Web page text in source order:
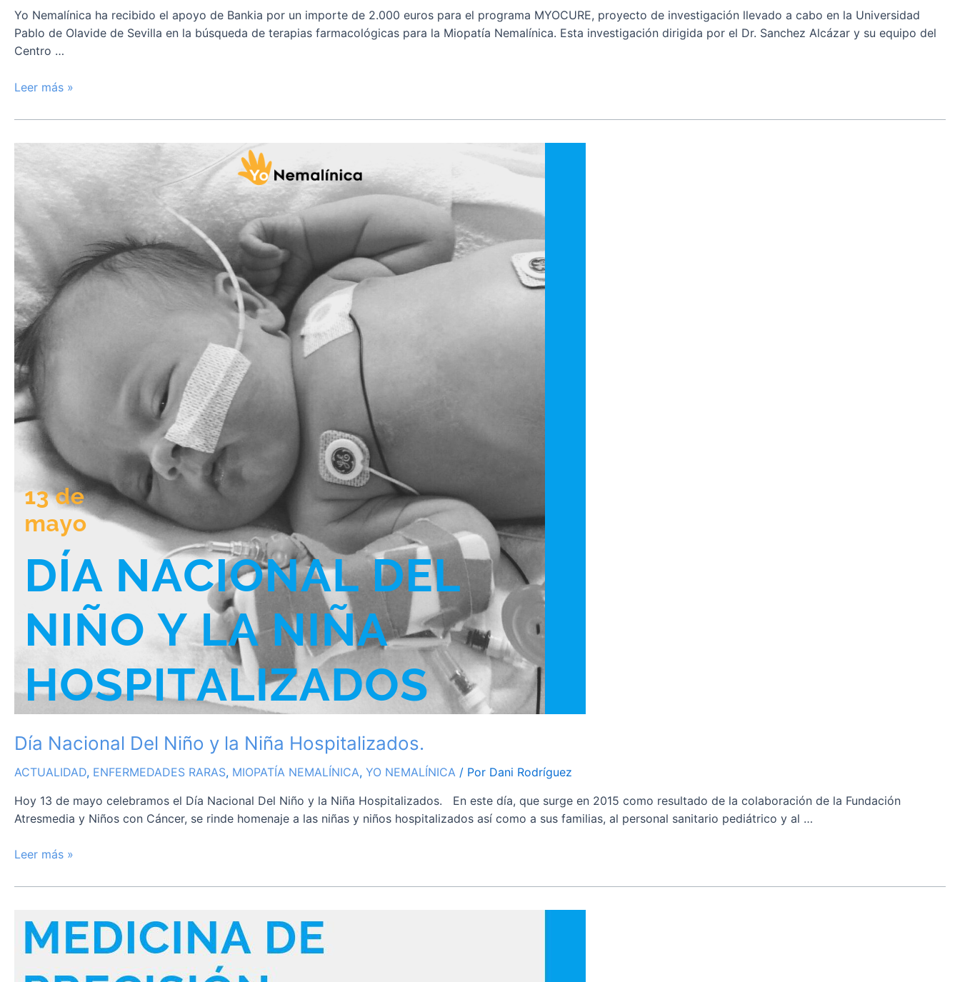
Yo Nemalínica ha recibido el apoyo de Bankia por un importe de 2.000 euros para el programa MYOCURE, proyecto de investigación llevado a cabo en la Universidad
Pablo de Olavide de Sevilla en la búsqueda de terapias farmacológicas para la Miopatía Nemalínica. Esta investigación dirigida por el Dr. Sanchez Alcázar y su equipo del
Centro …
Leer más »
Día Nacional Del Niño y la Niña Hospitalizados.
ACTUALIDAD, ENFERMEDADES RARAS, MIOPATÍA NEMALÍNICA, YO NEMALÍNICA / Por Dani Rodríguez
Hoy 13 de mayo celebramos el Día Nacional Del Niño y la Niña Hospitalizados. En este día, que surge en 2015 como resultado de la colaboración de la Fundación
Atresmedia y Niños con Cáncer, se rinde homenaje a las niñas y niños hospitalizados así como a sus familias, al personal sanitario pediátrico y al …
Nacional
Del
y
la
Niña
Hospitalizados.
Leer más »
Medicina
precisión
para